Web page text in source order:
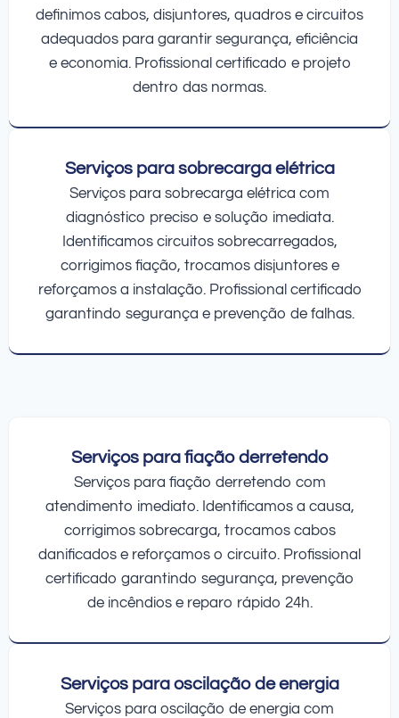
definimos cabos, disjuntores, quadros e circuitos
adequados para garantir segurança, eficiência
e economia. Profissional certificado e projeto
dentro das normas.
Serviços para sobrecarga elétrica
Serviços para sobrecarga elétrica com
diagnóstico preciso e solução imediata.
Identificamos circuitos sobrecarregados,
corrigimos fiação, trocamos disjuntores e
reforçamos a instalação. Profissional certificado
garantindo segurança e prevenção de falhas.
Serviços para fiação derretendo
Serviços para fiação derretendo com
atendimento imediato. Identificamos a causa,
corrigimos sobrecarga, trocamos cabos
danificados e reforçamos o circuito. Profissional
certificado garantindo segurança, prevenção
de incêndios e reparo rápido 24h.
Serviços para oscilação de energia
Serviços para oscilação de energia com